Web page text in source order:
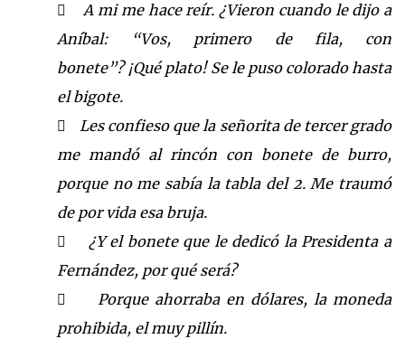
 A mi me hace reír. ¿Vieron cuando le dijo a
Aníbal: “Vos, primero de fila, con
bonete”?¡Qué plato! Se le puso colorado hasta
el bigote.
 Les confieso quela señorita de tercer grado
me mandó al rincón con bonete de burro,
porque no me sabía la tabla del 2.Me traumó
de por vida esa bruja.
 ¿Y el bonete que le dedicó la Presidentaa
Fernández, por qué será?

Porque ahorraba en dólares, la moneda
prohibida, el muy pillín.